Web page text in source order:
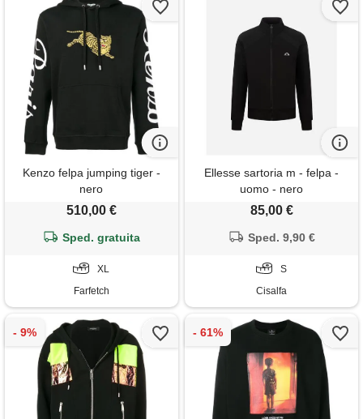
Kenzo felpa jumping tiger -
nero
510,00 €
Sped. gratuita
XL
Farfetch
Ellesse sartoria m - felpa -
uomo - nero
85,00 €
Sped. 9,90 €
S
Cisalfa